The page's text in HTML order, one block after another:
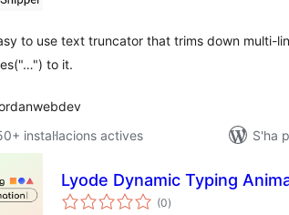
to use text truncator that trims down multi-
to it.
instal·lacions actives
S'ha
Lyode Dynamic Typing
(0puntuacions
totals
)